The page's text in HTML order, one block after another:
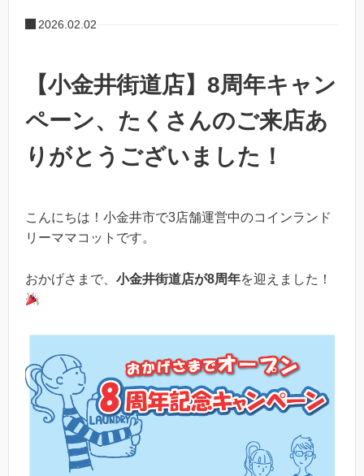
2026.02.02
【小金井街道店】8周年キャン
ペーン、たくさんのご来店あ
りがとうございました！
こんにちは！小金井市で3店舗運営中のコインランド
リーママコットです。
おかげさまで、 小金井街道店が8周年を迎えました！